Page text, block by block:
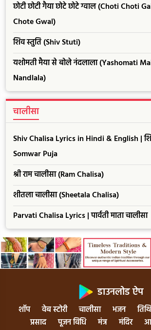
छोटी छोटी गैया छोटे छोटे ग्वाल (Choti Choti
Chote Gwal)
शिव स्तुति (Shiv Stuti)
यशोमती मैया से बोले नंदलाला (Yashomati
Nandlala)
चालीसा
Shiv Chalisa Lyrics in Hindi & English |
Somwar Puja
श्री राम चालीसा (Ram Chalisa)
शीतला चालीसा (Sheetala Chalisa)
Parvati Chalisa Lyrics | पार्वती माता चालीसा
डाउनलोड ऐप
शॉप वेब स्टोरी चालीसा भजन
प्रसाद
पूजन विधि मंत्र मंदिर